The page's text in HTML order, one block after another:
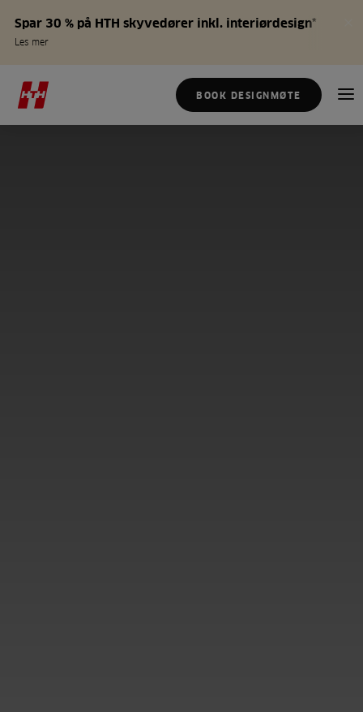
Spar 30 % på HTH skyvedører inkl. interiørdesign*
Les mer
BOOK DESIGNMØTE